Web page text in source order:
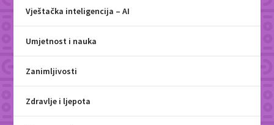
Vještačka inteligencija – AI
Umjetnost i nauka
Zanimljivosti
Zdravlje i ljepota